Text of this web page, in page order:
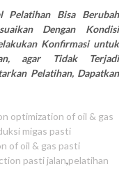
Pelatihan Bisa Berubah
Dengan Kondisi
Konfirmasi untuk
agar Tidak Terjadi
Pelatihan, Dapatkan
optimization of oil & gas
migas pasti
of oil & gas pasti
pasti jalan,pelatihan